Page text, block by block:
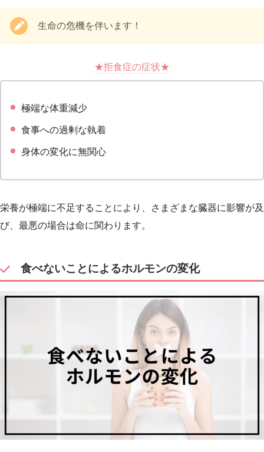
生命の危機を伴います！
★拒食症の症状★
極端な体重減少
食事への過剰な執着
身体の変化に無関心
栄養が極端に不足することにより、さまざまな臓器に影響が及
び、最悪の場合は命に関わります。
食べないことによるホルモンの変化